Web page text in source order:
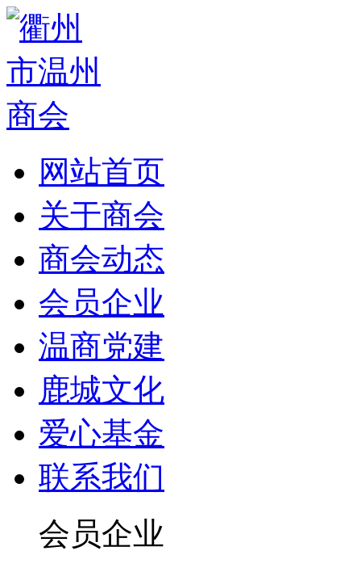
网站首页
关于商会
商会动态
会员企业
温商党建
鹿城文化
爱心基金
联系我们
会员企业